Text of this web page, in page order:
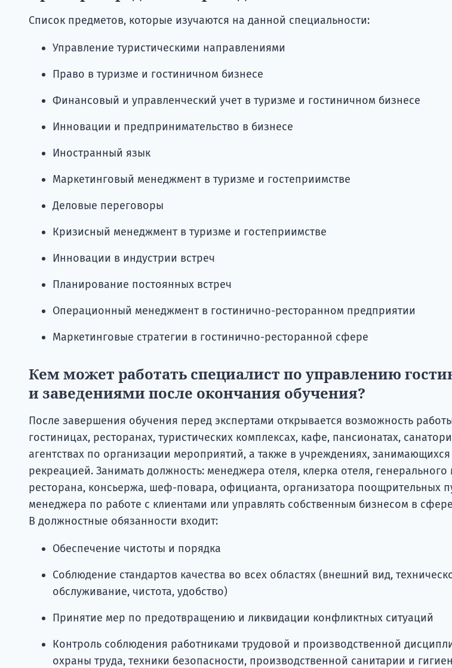
Список предметов, которые изучаются на данной специальности:
Управление туристическими направлениями
Право в туризме и гостиничном бизнесе
Финансовый и управленческий учет в туризме и гостиничном бизнесе
Инновации и предпринимательство в бизнесе
Иностранный язык
Маркетинговый менеджмент в туризме и гостеприимстве
Деловые переговоры
Кризисный менеджмент в туризме и гостеприимстве
Инновации в индустрии встреч
Планирование постоянных встреч
Операционный менеджмент в гостинично-ресторанном предприятии
Маркетинговые стратегии в гостинично-ресторанной сфере
Кем может работать специалист по управлению
и заведениями после окончания обучения?
После завершения обучения перед экспертами открывается возможность
гостиницах, ресторанах, туристических комплексах, кафе, пансионатах,
агентствах по организации мероприятий, а также в учреждениях,
рекреацией. Занимать должность: менеджера отеля, клерка отеля,
ресторана, консьержа, шеф-повара, официанта, организатора поощрительных
менеджера по работе с клиентами или управлять собственным бизнесом в
В должностные обязанности входит:
Обеспечение чистоты и порядка
Соблюдение стандартов качества во всех областях (внешний вид,
обслуживание, чистота, удобство)
Принятие мер по предотвращению и ликвидации конфликтных ситуаций
Контроль соблюдения работниками трудовой и производственной
охраны труда, техники безопасности, производственной санитарии и